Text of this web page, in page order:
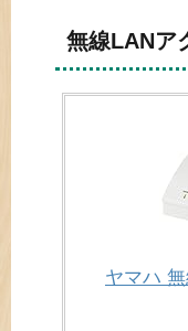
無線LANア
ヤマハ